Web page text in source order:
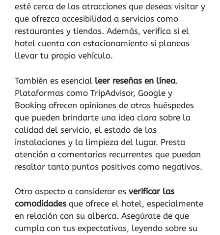
esté cerca de las atracciones que deseas visitar y
que ofrezca accesibilidad a servicios como
restaurantes y tiendas. Además, verifica si el
hotel cuenta con estacionamiento si planeas
llevar tu propio vehículo.
También es esencial leer reseñas en línea.
Plataformas como TripAdvisor, Google y
Booking ofrecen opiniones de otros huéspedes
que pueden brindarte una idea clara sobre la
calidad del servicio, el estado de las
instalaciones y la limpieza del lugar. Presta
atención a comentarios recurrentes que puedan
resaltar tanto puntos positivos como negativos.
Otro aspecto a considerar es verificar las
comodidades que ofrece el hotel, especialmente
en relación con su alberca. Asegúrate de que
cumpla con tus expectativas, leyendo sobre su